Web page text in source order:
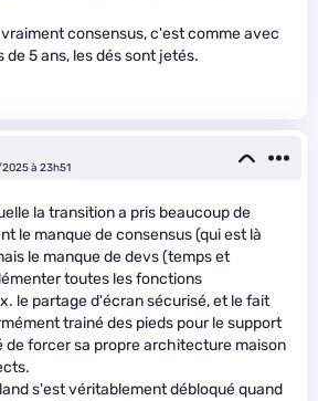
consensus, c'est comme avec
de 5 ans, les dés sont jetés.
à 23h51
la transition a pris beaucoup de
le manque de consensus (qui est là
le manque de devs (temps et
toutes les fonctions
le partage d'écran sécurisé, et le fait
trainé des pieds pour le support
de forcer sa propre architecture maison
s'est véritablement débloqué quand